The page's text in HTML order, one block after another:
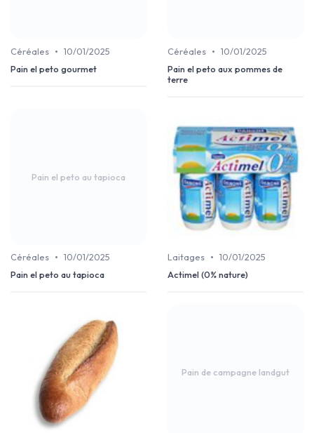
Céréales • 10/01/2025
Pain el peto gourmet
Céréales • 10/01/2025
Pain el peto aux pommes de
terre
Pain el peto au tapioca
Céréales • 10/01/2025
Pain el peto au tapioca
Laitages • 10/01/2025
Actimel (0% nature)
Pain de campagne landgut